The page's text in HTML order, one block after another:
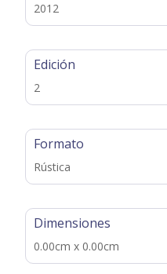
2012
Edición
2
Formato
Rústica
Dimensiones
0.00cm x 0.00cm